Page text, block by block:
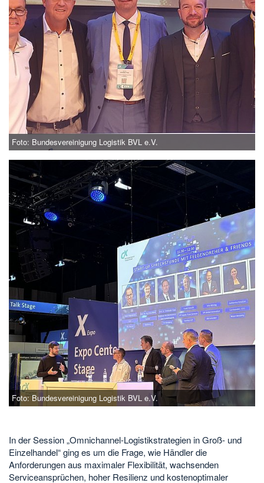
Foto: Bundesvereinigung Logistik BVL e.V.
Foto: Bundesvereinigung Logistik BVL e.V.
In der Session „Omnichannel-Logistikstrategien in Groß- und
Einzelhandel“ ging es um die Frage, wie Händler die
Anforderungen aus maximaler Flexibilität, wachsenden
Serviceansprüchen, hoher Resilienz und kostenoptimaler